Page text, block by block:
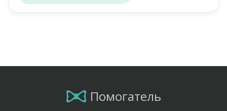
Помогатель